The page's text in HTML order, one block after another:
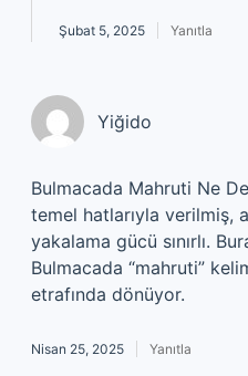
Şubat 5, 2025 Yanıtla
Yiğido
Bulmacada Mahruti Ne
temel hatlarıyla verilmiş,
yakalama gücü sınırlı.
Bulmacada “mahruti”
etrafında dönüyor.
Nisan 25, 2025 Yanıtla